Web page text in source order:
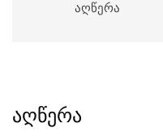
ᲐᲦᲬᲔᲠᲐ
აღწერა